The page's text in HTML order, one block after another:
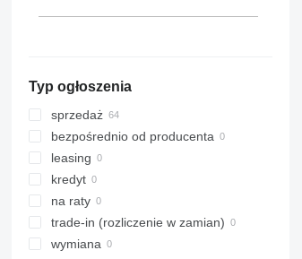
Typ ogłoszenia
sprzedaż
bezpośrednio od producenta
leasing
kredyt
na raty
trade-in (rozliczenie w zamian)
wymiana